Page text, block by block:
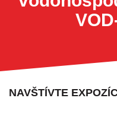
NAVŠTÍVTE